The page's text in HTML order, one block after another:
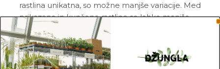
rastlina unikatna, so možne manjše variacije. Med
prikazano in kupljeno rastlino so lahko manjše
razlike v velikosti, variegaciji, številu listov, vej,
cvetov, itd …
Pred pošiljanjem vse rastline skrbno